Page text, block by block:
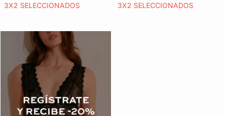
3X2 SELECCIONADOS 3X2 SELECCIONADOS